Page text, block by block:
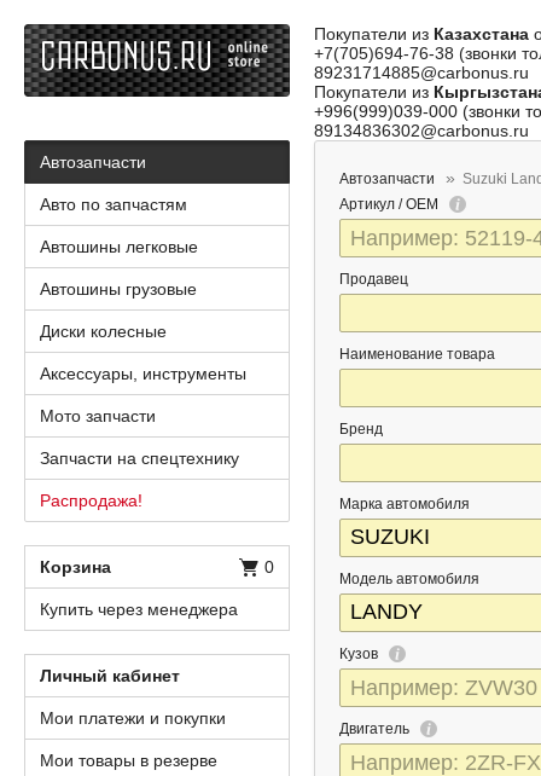
Покупатели из Казахстана
+7(705)694-76-38 (звонки
89231714885@carbonus.ru
Покупатели из
+996(999)039-000 (звонки
89134836302@carbonus.ru
Автозапчасти
Suzuki
Артикул / OEM
Продавец
Наименование товара
Бренд
Марка автомобиля
Модель автомобиля
Кузов
Двигатель
Автозапчасти
Авто по запчастям
Автошины легковые
Автошины грузовые
Диски колесные
Аксессуары, инструменты
Мото запчасти
Запчасти на спецтехнику
Распродажа!
Корзина 0
Купить через менеджера
Личный кабинет
Мои платежи и покупки
Мои товары в резерве